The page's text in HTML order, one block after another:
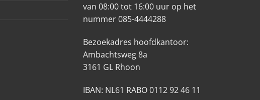
van 08:00 tot 16:00 uur op het
nummer 085-4444288
Bezoekadres hoofdkantoor:
Ambachtsweg 8a
3161 GL Rhoon
IBAN: NL61 RABO 0112 92 46 11